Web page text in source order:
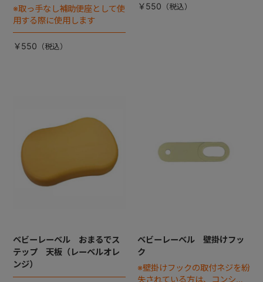
※取っ手なし補助便座として使
用する際に使用します
￥550
￥550
ベビーレーベル おまるでス
テップ 天板（レーベルオレ
ンジ）
ベビーレーベル 壁掛けフッ
ク
※壁掛けフックの取付ネジを紛
失されている方は、コンシュ